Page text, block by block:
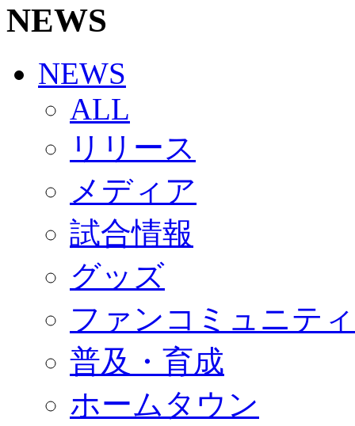
Jリーグ運営管理規定
写真・動画使用ガイドライン
SCHEDULE
2026/27
練習見学時のファンサービスについて
TICKET
奈良クラブ明治安田J3リーグ2026/27シーズン試
奈良クラブ明治安田Ｊ3リーグ 2026/27シーズン「
観戦ルール＆マナー
2026/27ファンコミュニティ
サポートショップ
GOODS
オフィシャルストア（実店舗）
オンラインストア
ACADEMY
アカデミーについて
コーチ&スタッフ
ジュニア
ジュニアユース
ユース
練習拠点（ナラディーア）
SCHOOL
CLUB
NEWS
NEWS
ALL
リリース
メディア
試合情報
グッズ
ファンコミュニティ
普及・育成
ホームタウン